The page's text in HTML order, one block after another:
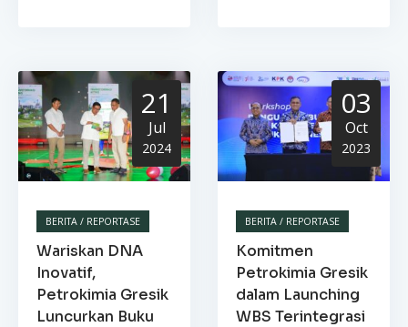
21
Jul
2024
BERITA / REPORTASE
Wariskan DNA
Inovatif,
Petrokimia Gresik
Luncurkan Buku
03
Oct
2023
BERITA / REPORTASE
Komitmen
Petrokimia Gresik
dalam Launching
WBS Terintegrasi